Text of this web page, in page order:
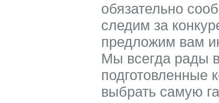
обязательно
следим за
предложим вам
Мы всегда рады
подготовленные
выбрать самую